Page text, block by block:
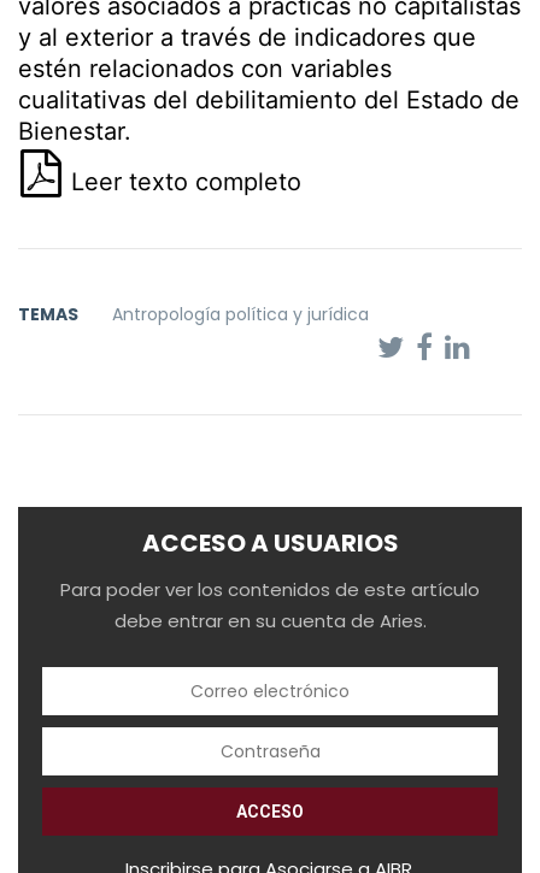
valores asociados a prácticas no capitalistas
y al exterior a través de indicadores que
estén relacionados con variables
cualitativas del debilitamiento del Estado de
Bienestar.
Leer texto completo
TEMAS Antropología política y jurídica
ACCESO A USUARIOS
Para poder ver los contenidos de este artículo
debe entrar en su cuenta de Aries.